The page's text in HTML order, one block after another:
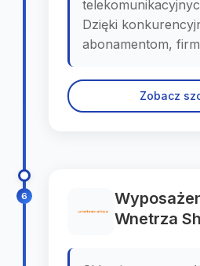
Dzięki
abonamentom,
Zobacz
6
Wnetrza